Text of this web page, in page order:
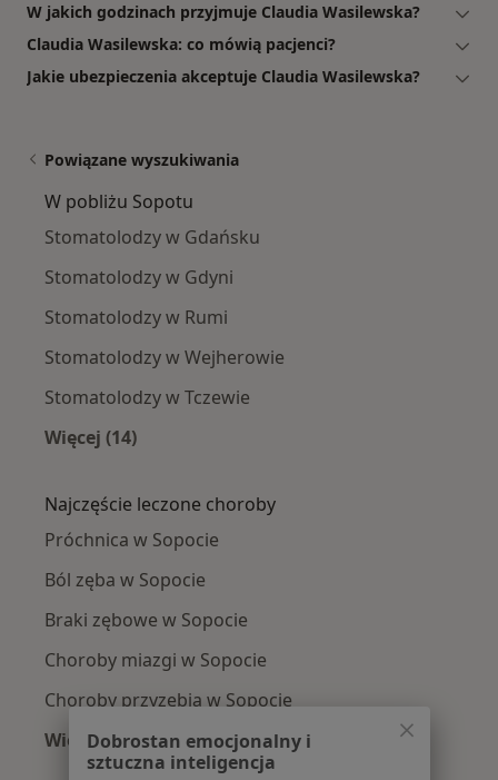
W jakich godzinach przyjmuje Claudia Wasilewska?
Claudia Wasilewska: co mówią pacjenci?
Jakie ubezpieczenia akceptuje Claudia Wasilewska?
Powiązane wyszukiwania
W pobliżu Sopotu
Stomatolodzy w Gdańsku
Stomatolodzy w Gdyni
Stomatolodzy w Rumi
Stomatolodzy w Wejherowie
Stomatolodzy w Tczewie
Więcej (14)
Najczęście leczone choroby
Próchnica w Sopocie
Ból zęba w Sopocie
Braki zębowe w Sopocie
Choroby miazgi w Sopocie
Choroby przyzębia w Sopocie
Więcej (15)
Więcej w kategorii: Najczęście leczone
Dobrostan emocjonalny i
sztuczna inteligencja